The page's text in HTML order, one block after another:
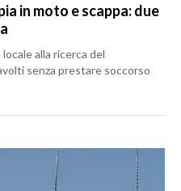
in moto e scappa: due
alla ricerca del
senza prestare soccorso